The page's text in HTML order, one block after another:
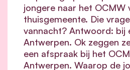
jongere naar het OCMW
thuisgemeente. Die
vannacht? Antwoord: bij
Antwerpen. Ok zeggen
een afspraak bij het
Antwerpen. Waarop de